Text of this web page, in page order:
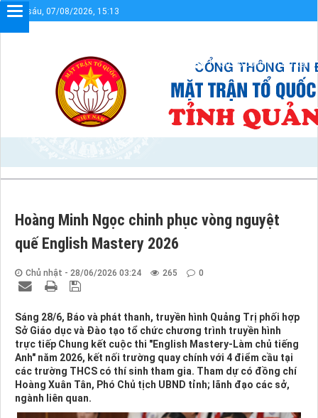
Thứ sáu, 07/08/2026, 15:13
tử UBMTTQVN tỉnh Quảng Trị
Sơ đồ cổng Liên kết
Hoàng Minh Ngọc chinh phục vòng nguyệt
quế English Mastery 2026
Chủ nhật - 28/06/2026 03:24 265 0
Sáng 28/6, Báo và phát thanh, truyền hình Quảng Trị phối hợp
Sở Giáo dục và Đào tạo tổ chức chương trình truyền hình
trực tiếp Chung kết cuộc thi "English Mastery-Làm chủ tiếng
Anh" năm 2026, kết nối trường quay chính với 4 điểm cầu tại
các trường THCS có thí sinh tham gia. Tham dự có đồng chí
Hoàng Xuân Tân, Phó Chủ tịch UBND tỉnh; lãnh đạo các sở,
ngành liên quan.